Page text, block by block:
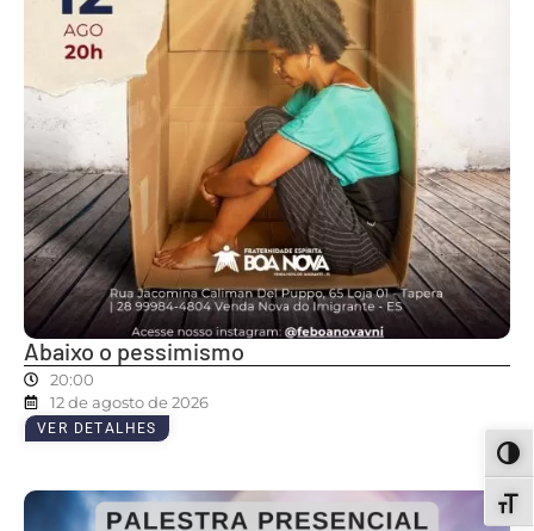
Abaixo o pessimismo
20:00
12 de agosto de 2026
VER DETALHES